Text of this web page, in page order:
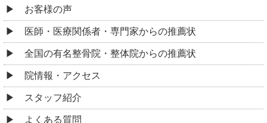
お客様の声
医師・医療関係者・専門家からの推薦状
全国の有名整骨院・整体院からの推薦状
院情報・アクセス
スタッフ紹介
よくある質問